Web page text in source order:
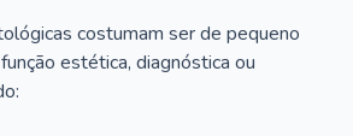
costumam ser de pequeno
estética, diagnóstica ou